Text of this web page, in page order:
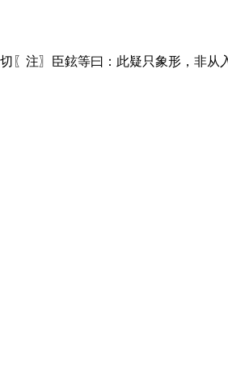
〖注〗臣鉉等曰：此疑只象形，非从